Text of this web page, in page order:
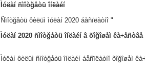
Ìóëàí ñìîòğåòü îíëàéí
Ñìîòğåòü ôèëüì ìóëàí 2020 áåñïëàòíî "
Ìóëàí 2020 ñìîòğåòü îíëàéí â õîğîøåì êà÷åñòâå
Ìóëàí ôèëüì ñìîòğåòü îíëàéí áåñïëàòíî õîğîøåì